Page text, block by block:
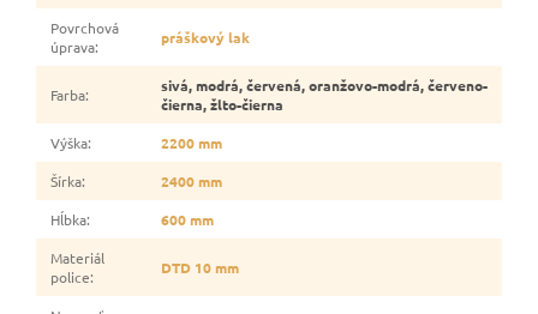
Povrchová
úprava: práškový lak
Farba:
sivá, modrá, červená, oranžovo-modrá, červeno-
čierna, žlto-čierna
Výška:
2200 mm
Šírka:
2400 mm
Hĺbka:
600 mm
Materiál
police: DTD 10 mm